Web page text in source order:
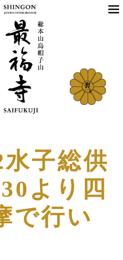
子総供
より四
で行い